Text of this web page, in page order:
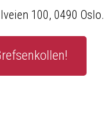
100, 0490 Oslo.